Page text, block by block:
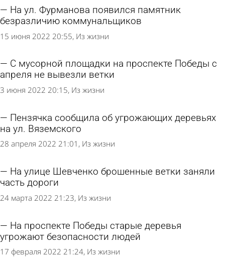
На ул. Фурманова появился памятник
безразличию коммунальщиков
15 июня 2022 20:55 Из жизни
С мусорной площадки на проспекте Победы с
апреля не вывезли ветки
3 июня 2022 20:15 Из жизни
Пензячка сообщила об угрожающих деревьях
на ул. Вяземского
28 апреля 2022 21:01 Из жизни
На улице Шевченко брошенные ветки заняли
часть дороги
24 марта 2022 21:23 Из жизни
На проспекте Победы старые деревья
угрожают безопасности людей
17 февраля 2022 21:24 Из жизни